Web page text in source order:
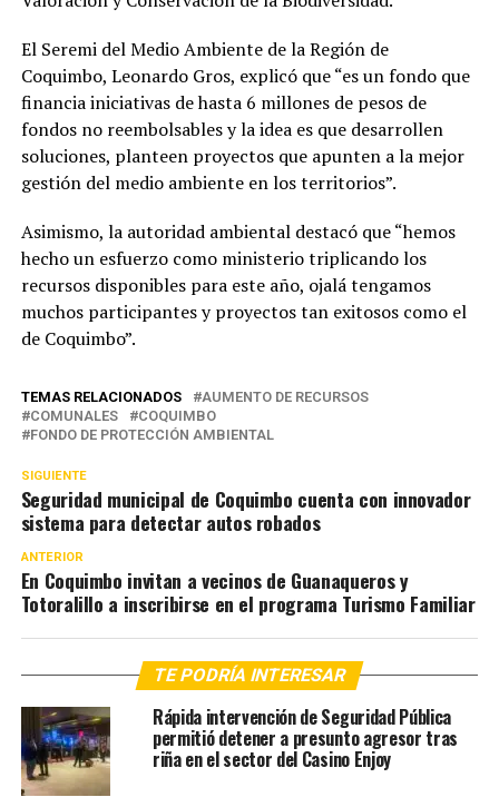
El Seremi del Medio Ambiente de la Región de
Coquimbo, Leonardo Gros, explicó que “es un fondo que
financia iniciativas de hasta 6 millones de pesos de
fondos no reembolsables y la idea es que desarrollen
soluciones, planteen proyectos que apunten a la mejor
gestión del medio ambiente en los territorios”.
Asimismo, la autoridad ambiental destacó que “hemos
hecho un esfuerzo como ministerio triplicando los
recursos disponibles para este año, ojalá tengamos
muchos participantes y proyectos tan exitosos como el
de Coquimbo”.
TEMAS RELACIONADOS
AUMENTO DE RECURSOS
COMUNALES
COQUIMBO
FONDO DE PROTECCIÓN AMBIENTAL
SIGUIENTE
Seguridad municipal de Coquimbo cuenta con innovador
sistema para detectar autos robados
ANTERIOR
En Coquimbo invitan a vecinos de Guanaqueros y
Totoralillo a inscribirse en el programa Turismo Familiar
TE PODRÍA INTERESAR
Rápida intervención de Seguridad Pública
permitió detener a presunto agresor tras
riña en el sector del Casino Enjoy